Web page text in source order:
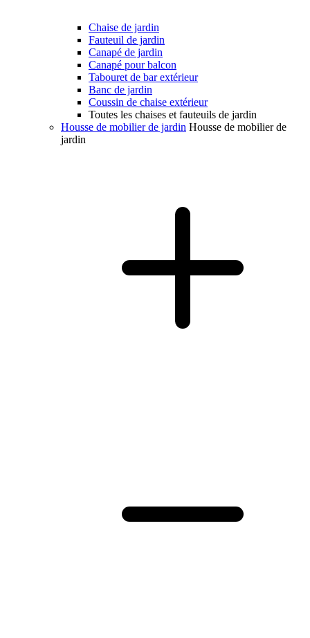
Chaise de jardin
Fauteuil de jardin
Canapé de jardin
Canapé pour balcon
Tabouret de bar extérieur
Banc de jardin
Coussin de chaise extérieur
Toutes les chaises et fauteuils de jardin
Housse de mobilier de jardin Housse de mobilier de
jardin